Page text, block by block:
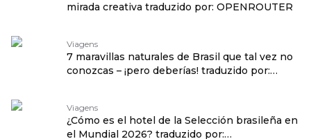
mirada creativa traduzido por: OPENROUTER
Viagens
7 maravillas naturales de Brasil que tal vez no
conozcas – ¡pero deberías! traduzido por:
Viagens
¿Cómo es el hotel de la Selección brasileña en
el Mundial 2026? traduzido por: